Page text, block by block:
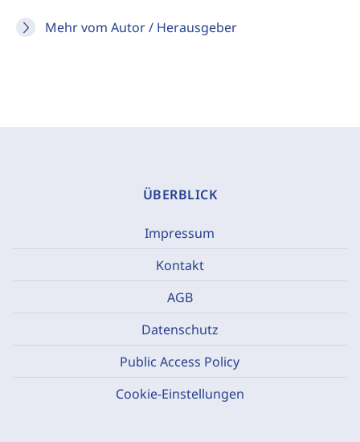
Mehr vom Autor / Herausgeber
ÜBERBLICK
Impressum
Kontakt
AGB
Datenschutz
Public Access Policy
Cookie-Einstellungen